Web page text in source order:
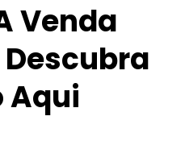
Venda
Aqui